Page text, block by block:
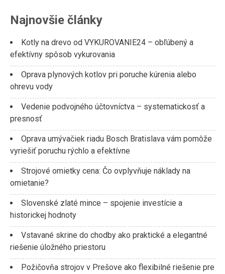
Najnovšie články
Kotly na drevo od VYKUROVANIE24 – obľúbený a
efektívny spôsob vykurovania
Oprava plynových kotlov pri poruche kúrenia alebo
ohrevu vody
Vedenie podvojného účtovníctva – systematickosť a
presnosť
Oprava umývačiek riadu Bosch Bratislava vám pomôže
vyriešiť poruchu rýchlo a efektívne
Strojové omietky cena: Čo ovplyvňuje náklady na
omietanie?
Slovenské zlaté mince – spojenie investície a
historickej hodnoty
Vstavané skrine do chodby ako praktické a elegantné
riešenie úložného priestoru
Požičovňa strojov v Prešove ako flexibilné riešenie pre